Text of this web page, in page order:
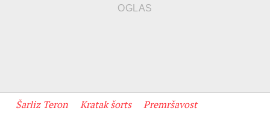
Šarliz Teron Kratak šorts
Premršavost